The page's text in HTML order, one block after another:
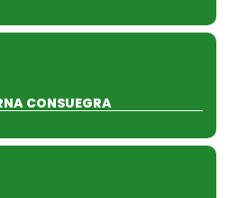
CONSUEGRA